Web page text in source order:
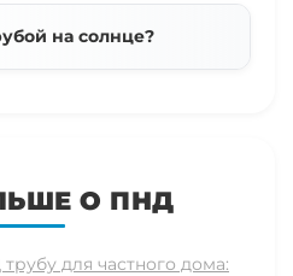
на солнце?
О ПНД
для частного дома: